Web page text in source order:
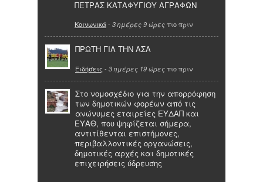
ΠΕΤΡΑΣ ΚΑΤΑΦΥΓΙΟΥ ΑΓΡΑΦΩΝ
Κοινωνικά- 3 ημέρες 9 ώρες πιο πριν
ΠΡΩΤΗ ΓΙΑ ΤΗΝ ΑΣΑ
Ειδήσεις - 3 ημέρες 19 ώρες πιο πριν
Στο νομοσχέδιο για την απορρόφηση
των δημοτικών φορέων από τις
ανώνυμες εταιρείες ΕΥΔΑΠ και
ΕΥΑΘ, που ψηφίζεται σήμερα,
αντιτίθενται επιστήμονες,
περιβαλλοντικές οργανώσεις,
δημοτικές αρχές και δημοτικές
επιχειρήσεις ύδρευσης